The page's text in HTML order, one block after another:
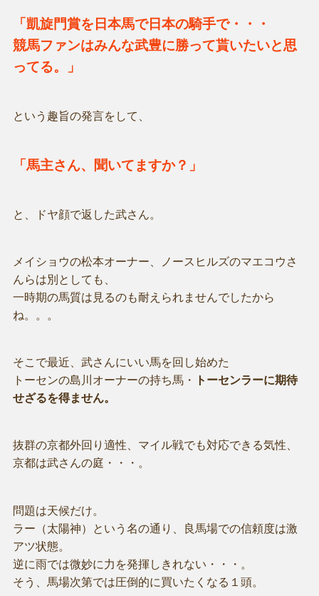
「凱旋門賞を日本馬で日本の騎手で・・・
競馬ファンはみんな武豊に勝って貰いたいと思
ってる。」
という趣旨の発言をして、
「馬主さん、聞いてますか？」
と、ドヤ顔で返した武さん。
メイショウの松本オーナー、ノースヒルズのマエコウさ
んらは別としても、
一時期の馬質は見るのも耐えられませんでしたから
ね。。。
そこで最近、武さんにいい馬を回し始めた
トーセンの島川オーナーの持ち馬・
トーセンラーに期待
せざるを得ません。
抜群の京都外回り適性、マイル戦でも対応できる気性、
京都は武さんの庭・・・。
問題は天候だけ。
ラー（太陽神）という名の通り、良馬場での信頼度は激
アツ状態。
逆に雨では微妙に力を発揮しきれない・・・。
そう、馬場次第では圧倒的に買いたくなる１頭。